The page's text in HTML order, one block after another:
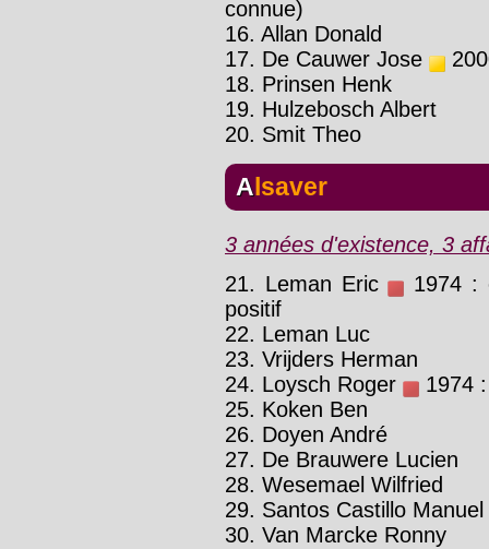
connue)
16. Allan Donald
17. De Cauwer Jose
18. Prinsen Henk
19. Hulzebosch Albert
20. Smit Theo
Alsaver
3 années d'existence, 3
21. Leman Eric
1974 :
positif
22. Leman Luc
23. Vrijders Herman
24. Loysch Roger
1974
25. Koken Ben
26. Doyen André
27. De Brauwere Lucien
28. Wesemael Wilfried
29. Santos Castillo Manuel
30. Van Marcke Ronny